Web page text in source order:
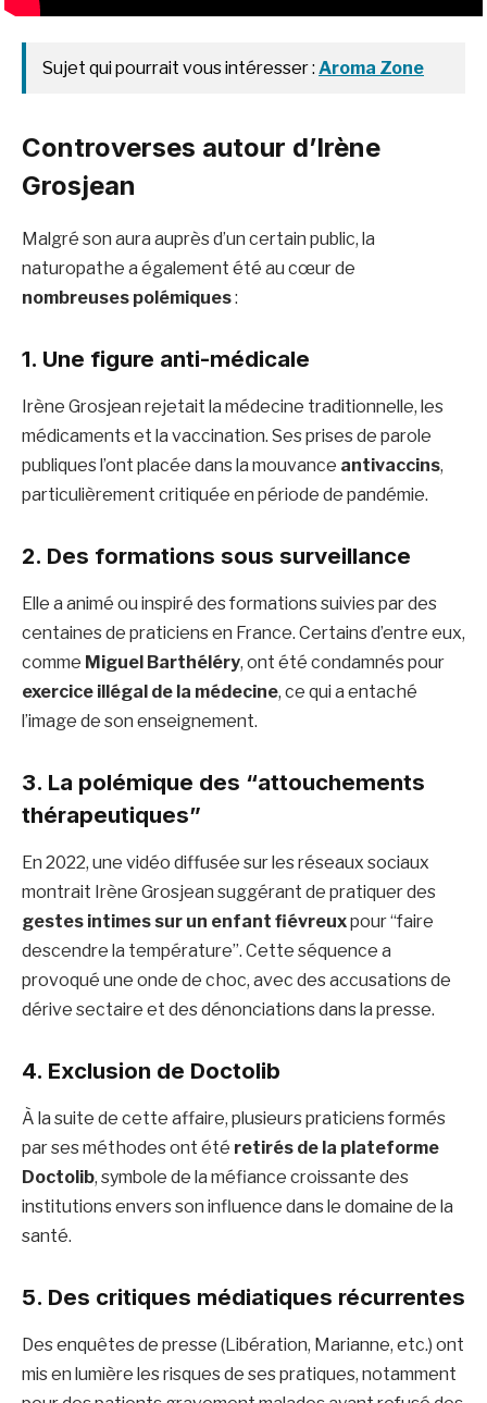
Sujet qui pourrait vous intéresser : Aroma Zone
Controverses autour d’Irène
Grosjean
Malgré son aura auprès d’un certain public, la
naturopathe a également été au cœur de
nombreuses polémiques:
1. Une figure anti-médicale
Irène Grosjean rejetait la médecine traditionnelle, les
médicaments et la vaccination. Ses prises de parole
publiques l’ont placée dans la mouvance antivaccins,
particulièrement critiquée en période de pandémie.
2. Des formations sous surveillance
Elle a animé ou inspiré des formations suivies par des
centaines de praticiens en France. Certains d’entre eux,
comme Miguel Barthéléry, ont été condamnés pour
exercice illégal de la médecine, ce qui a entaché
l’image de son enseignement.
3. La polémique des “attouchements
thérapeutiques”
En 2022, une vidéo diffusée sur les réseaux sociaux
montrait Irène Grosjean suggérant de pratiquer des
gestes intimes sur un enfant fiévreuxpour “faire
descendre la température”. Cette séquence a
provoqué une onde de choc, avec des accusations de
dérive sectaire et des dénonciations dans la presse.
4. Exclusion de Doctolib
À la suite de cette affaire, plusieurs praticiens formés
par ses méthodes ont été retirés de la plateforme
Doctolib, symbole de la méfiance croissante des
institutions envers son influence dans le domaine de la
santé.
5. Des critiques médiatiques récurrentes
Des enquêtes de presse (Libération, Marianne, etc.) ont
mis en lumière les risques de ses pratiques, notamment